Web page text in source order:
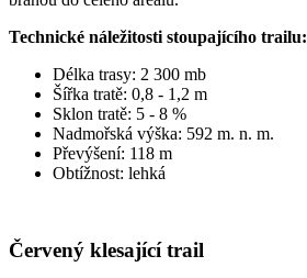
Technické náležitosti stoupajícího trailu:
Délka trasy: 2 300 mb
Šířka tratě: 0,8 - 1,2 m
Sklon tratě: 5 - 8 %
Nadmořská výška: 592 m. n. m.
Převýšení: 118 m
Obtížnost: lehká
Červený klesající trail